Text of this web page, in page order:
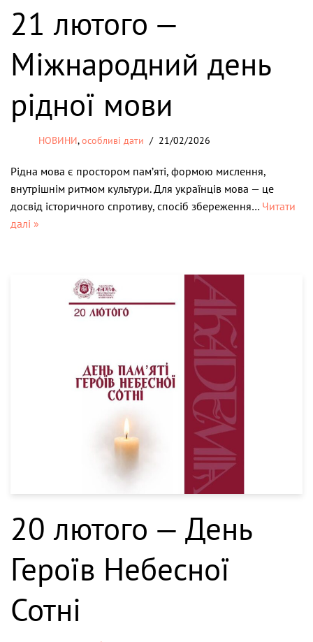
21 лютого —
Міжнародний день
рідної мови
НОВИНИ,особливі дати 21/02/2026
Рідна мова є простором пам’яті, формою мислення,
внутрішнім ритмом культури. Для українців мова — це
досвід історичного спротиву, спосіб збереження… Читати
далі »
20 лютого — День
Героїв Небесної
Сотні